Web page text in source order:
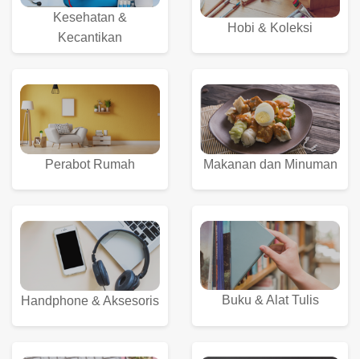
Kesehatan &
Kecantikan
Hobi & Koleksi
Perabot Rumah Makanan dan Minuman
Handphone & Aksesoris Buku & Alat Tulis